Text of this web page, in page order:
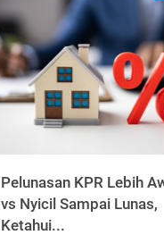
Pelunasan KPR Lebih
vs Nyicil Sampai Lunas,
Ketahui...